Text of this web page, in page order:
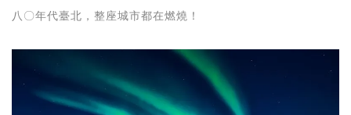
八〇年代臺北，整座城市都在燃燒！